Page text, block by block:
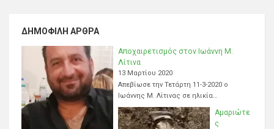
ΔΗΜΟΦΙΛΉ ΆΡΘΡΑ
Αποχαιρετισμός στον Ιωάννη Μ.
Λίτινα
13 Μαρτίου 2020
Απεβίωσε την Τετάρτη 11-3-2020 ο
Ιωάννης Μ. Λίτινας σε ηλικία…
Αμαριώτε
ς